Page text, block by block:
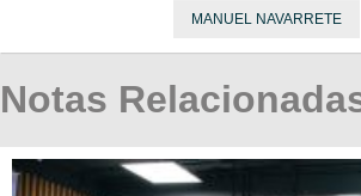
MANUEL NAVARRETE
Notas